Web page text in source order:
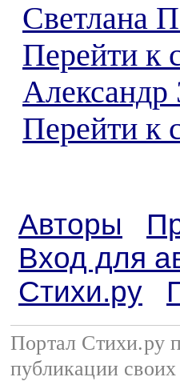
Светлана
Перейти к
Александр
Перейти к
Авторы
Вход для
Стихи.ру
Портал Стихи.ру
публикации